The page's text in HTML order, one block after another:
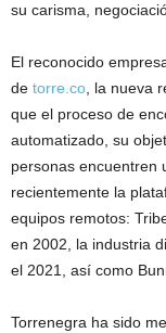
su carisma,
El reconocido
de torre.co, la nueva
que el proceso de
automatizado, su
personas encuentren
recientemente la
equipos remotos:
en 2002, la industria
el 2021, así como
Torrenegra ha sido